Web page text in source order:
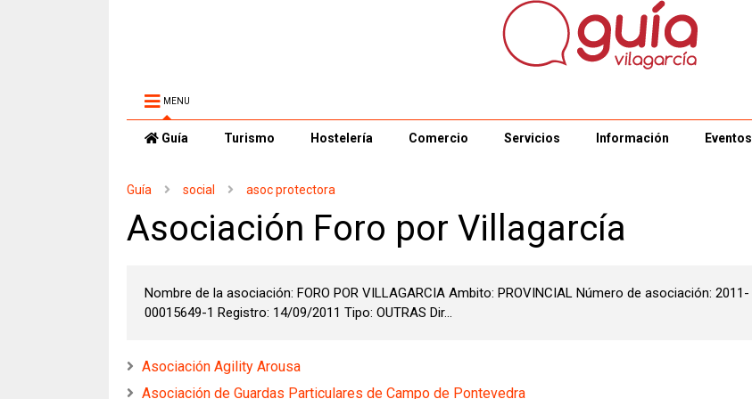
MENU
Guía Turismo Hostelería Comercio Servicios Información Eventos
Guía social asoc protectora
Asociación Foro por Villagarcía
Nombre de la asociación: FORO POR VILLAGARCIA Ambito: PROVINCIAL Número de asociación: 2011-
00015649-1 Registro: 14/09/2011 Tipo: OUTRAS Dir...
Asociación Agility Arousa
Asociación de Guardas Particulares de Campo de Pontevedra